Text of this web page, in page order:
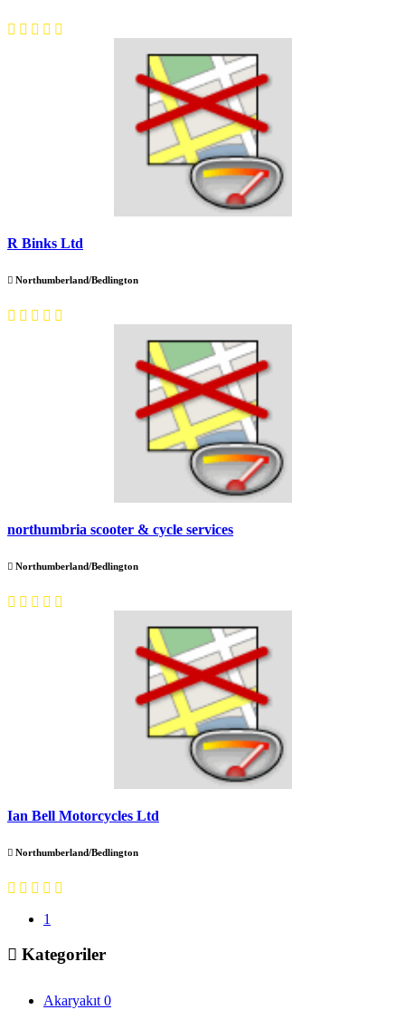
R Binks Ltd
Northumberland/Bedlington
northumbria scooter & cycle services
Northumberland/Bedlington
Ian Bell Motorcycles Ltd
Northumberland/Bedlington
1
Kategoriler
Akaryakıt 0